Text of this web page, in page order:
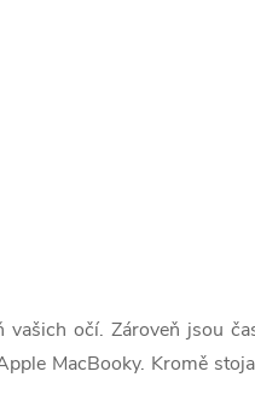
očí. Zároveň jsou
MacBooky. Kromě